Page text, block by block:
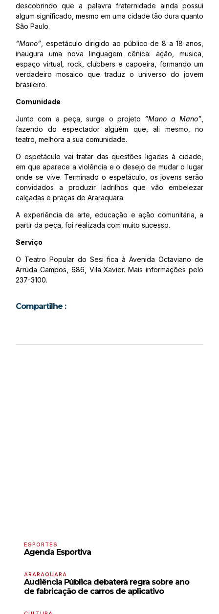
descobrindo que a palavra fraternidade ainda possui
algum significado, mesmo em uma cidade tão dura quanto
São Paulo.
“Mano” , espetáculo dirigido ao público de 8 a 18 anos,
inaugura uma nova linguagem cênica: ação, musica,
espaço virtual, rock, clubbers e capoeira, formando um
verdadeiro mosaico que traduz o universo do jovem
brasileiro.
Comunidade
Junto com a peça, surge o projeto “Mano a Mano”
fazendo do espectador alguém que, ali mesmo, no
teatro, melhora a sua comunidade.
O espetáculo vai tratar das questões ligadas à cidade,
em que aparece a violência e o desejo de mudar o lugar
onde se vive. Terminado o espetáculo, os jovens serão
convidados a produzir ladrilhos que vão embelezar
calçadas e praças de Araraquara.
A experiência de arte, educação e ação comunitária, a
partir da peça, foi realizada com muito sucesso.
Serviço
O Teatro Popular do Sesi fica à Avenida Octaviano de
Arruda Campos, 686, Vila Xavier. Mais informações pelo
237-3100.
Compartilhe :
ESPORTES
Agenda Esportiva
ARARAQUARA
Audiência Pública debaterá regra sobre ano
de fabricação de carros de aplicativo